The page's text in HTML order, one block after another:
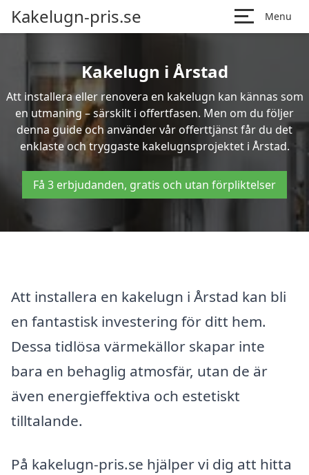
Kakelugn-pris.se Menu
Kakelugn i Årstad
Att installera eller renovera en kakelugn kan kännas som
en utmaning – särskilt i offertfasen. Men om du följer
denna guide och använder vår offerttjänst får du det
enklaste och tryggaste kakelugnsprojektet i Årstad.
Få 3 erbjudanden, gratis och utan förpliktelser
Att installera en kakelugn i Årstad kan bli
en fantastisk investering för ditt hem.
Dessa tidlösa värmekällor skapar inte
bara en behaglig atmosfär, utan de är
även energieffektiva och estetiskt
tilltalande.
På kakelugn-pris.se hjälper vi dig att hitta